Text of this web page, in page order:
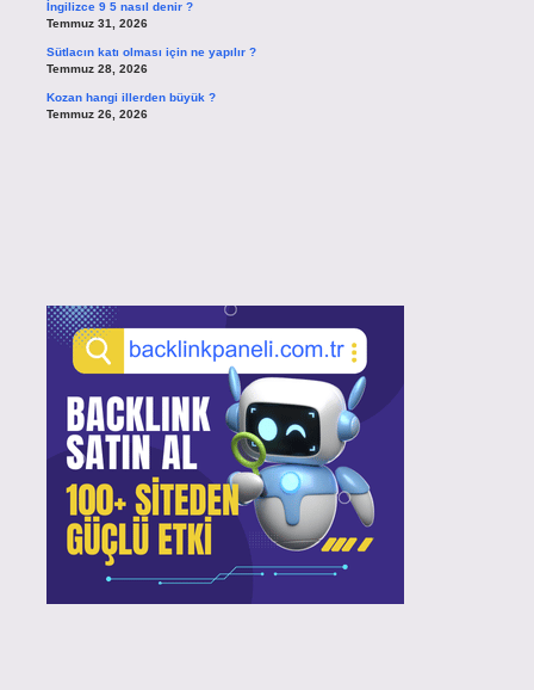
İngilizce 9 5 nasıl denir ?
Temmuz 31, 2026
Sütlacın katı olması için ne yapılır ?
Temmuz 28, 2026
Kozan hangi illerden büyük ?
Temmuz 26, 2026